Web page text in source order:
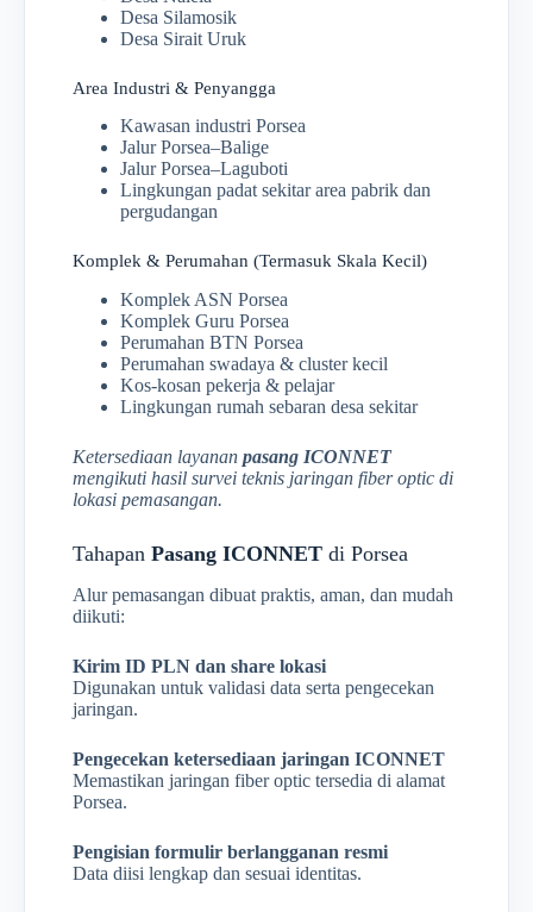
Desa Silamosik
Desa Sirait Uruk
Area Industri & Penyangga
Kawasan industri Porsea
Jalur Porsea–Balige
Jalur Porsea–Laguboti
Lingkungan padat sekitar area pabrik dan
pergudangan
Komplek & Perumahan (Termasuk Skala Kecil)
Komplek ASN Porsea
Komplek Guru Porsea
Perumahan BTN Porsea
Perumahan swadaya & cluster kecil
Kos-kosan pekerja & pelajar
Lingkungan rumah sebaran desa sekitar
Ketersediaan layanan pasang ICONNET
mengikuti hasil survei teknis jaringan fiber optic di
lokasi pemasangan.
Tahapan Pasang ICONNET di Porsea
Alur pemasangan dibuat praktis, aman, dan mudah
diikuti:
Kirim ID PLN dan share lokasi
Digunakan untuk validasi data serta pengecekan
jaringan.
Pengecekan ketersediaan jaringan ICONNET
Memastikan jaringan fiber optic tersedia di alamat
Porsea.
Pengisian formulir berlangganan resmi
Data diisi lengkap dan sesuai identitas.